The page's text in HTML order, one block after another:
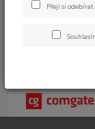
Přeji si